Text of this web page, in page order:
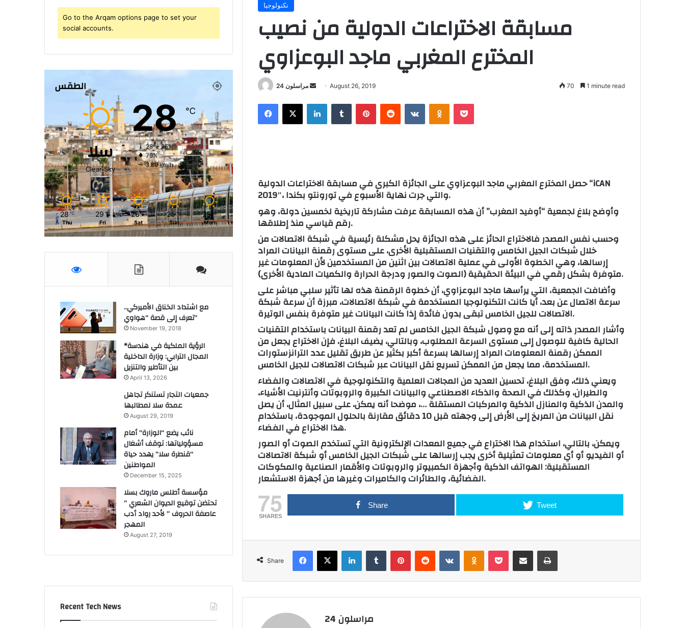
تكنولوجيا
مسابقة الاختراعات الدولية من نصيب
المخترع المغربي ماجد البوعزاوي
مراسلون 24
Send
email
August 26, 2019 70 1 minute read
Facebook
X LinkedInTumblr PinterestReddit VKontakteOdnoklassniki
Pocket
حصل المخترع المغربي ماجد البوعزاوي على الجائزة الكبرى في مسابقة الاختراعات الدولية “iCAN
2019″، والتي جرت نهاية الأسبوع في تورونتو بكندا.
وأوضح بلاغ لجمعية “أوفيد المغرب” أن هذه المسابقة عرفت مشاركة تاريخية لخمسين دولة، وهو
رقم قياسي منذ إطلاقها.
وحسب نفس المصدر فالاختراع الحائز على هذه الجائزة يحل مشكلة رئيسية في شبكة الاتصالات من
خلال شبكات الجيل الخامس والتقنيات المستقبلية الأخرى، على مستوى رقمنة البيانات المراد
إرسالها، وهي الخطوة الأولى في عملية الاتصالات بين اثنين من المستخدمين لأن المعلومات غير
متوفرة بشكل رقمي في البيئة الحقيقية (الصوت والصور ودرجة الحرارة والكميات المادية الأخرى).
وأضافت الجمعية، التي يرأسها ماجد البوعزاوي، أن خطوة الرقمنة هذه لها تأثير سلبي مباشر على
سرعة الاتصال عن بعد، أيا كانت التكنولوجيا المستخدمة في شبكة الاتصالات، مبرزة أن سرعة شبكة
الاتصالات للجيل الخامس تبقى بدون فائدة إذا كانت البيانات غير متوفرة بنفس الوتيرة.
وأشار المصدر ذاته إلى أنه مع وصول شبكة الجيل الخامس لم تعد رقمنة البيانات باستخدام التقنيات
الحالية كافية للوصول إلى مستوى السرعة المطلوب، وبالتالي، يضيف البلاغ، فإن الاختراع يجعل من
الممكن رقمنة المعلومات المراد إرسالها بسرعة أكبر بكثير عن طريق تقليل عدد الترانزستورات
المستخدمة، مما يجعل من الممكن تسريع نقل البيانات عبر شبكات الاتصالات للجيل الخامس.
ويعني ذلك، وفق البلاغ، تحسين العديد من المجالات العلمية والتكنولوجية في الاتصالات والفضاء
والطيران، وكذلك في الصحة والذكاء الاصطناعي والبيانات الكبيرة والروبوتات وأنترنيت الأشياء،
والمدن الذكية والمنازل الذكية والمركبات المستقلة …، موضحا أنه يمكن، على سبيل المثال، أن يصل
نقل البيانات من المريخ إلى الأرض إلى وجهته قبل 10 دقائق مقارنة بالحلول الموجودة، باستخدام
هذا الاختراع في الفضاء.
ويمكن، بالتالي، استخدام هذا الاختراع في جميع المعدات الإلكترونية التي تستخدم الصوت أو الصور
أو الفيديو أو أي معلومات تمثيلية أخرى يجب إرسالها على شبكات الجيل الخامس أو شبكة الاتصالات
المستقبلية: الهواتف الذكية وأجهزة الكمبيوتر والروبوتات والأقمار الصناعية والمكوكات
الفضائية، والطائرات والكاميرات وغيرها من أجهزة الاستشعار.
75
SHARES
Share Tweet
Share
Facebook
X LinkedInTumblr PinterestReddit VKontakteOdnoklassniki
Pocket Share via Email Print
مراسلون 24
Go to the Arqam options page to set your
social accounts.
الطقس
سلا
Clear Sky
28℃
28º - 25º
79%
3.89 km/h
28 ℃
Thu
29 ℃
Fri
26 ℃
Sat
25 ℃
Sun
25 ℃
Mon
مع اشتداد الخناق الأميركي..
تعرف إلى قصة “هواوي”
November 19, 2018
*الرؤية الملكية في هندسة
المجال الترابي: وزارة الداخلية
بين التأطير والتنزيل
April 13, 2026
جمعيات التجار تستنكر تجاهل
عمدة سلا لمطالبها
August 29, 2019
نائب يضع “الوزارة” أمام
مسؤولياتها: توقف أشغال
“قنطرة سلا” يهدد حياة
المواطنين
December 15, 2025
مؤسسة أطلس ماروك بسلا
تحتضن توقيع الديوان الشعري ”
عاصفة الحروف ” لأحد رواد أدب
المهجر
August 27, 2019
Recent Tech News